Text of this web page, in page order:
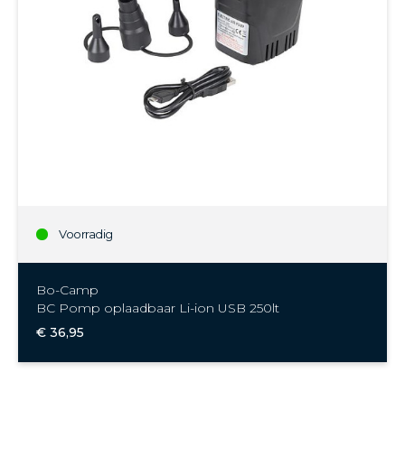
Voorradig
Bo-Camp
BC Pomp oplaadbaar Li-ion USB 250lt
€ 36,95